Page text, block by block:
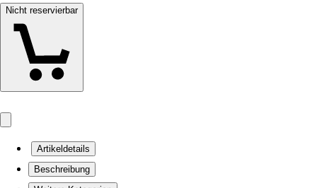
Nicht reservierbar
Artikeldetails
Beschreibung